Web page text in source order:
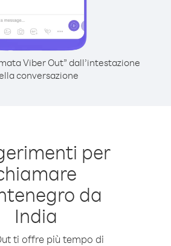
Viber Out” dall’intestazione
conversazione
per
da
India
ti offre più tempo di